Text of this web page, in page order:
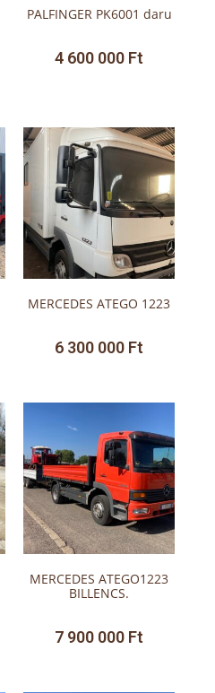
PALFINGER PK6001 daru
4 600 000 Ft
MERCEDES ATEGO 1223
6 300 000 Ft
MERCEDES ATEGO1223
BILLENCS.
7 900 000 Ft